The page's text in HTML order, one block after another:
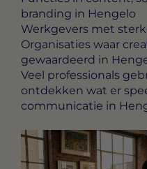
branding in Hengelo
Werkgevers met
Organisaties waar
gewaardeerd in
Veel professionals
ontdekken wat er
communicatie in